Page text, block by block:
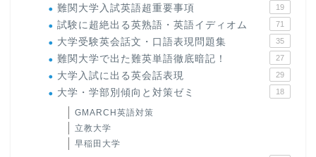
難関大学入試英語超重要事項 19
試験に超絶出る英熟語・英語イディオム 71
大学受験英会話文・口語表現問題集 35
難関大学で出た難英単語徹底暗記！ 27
大学入試に出る英会話表現 29
大学・学部別傾向と対策ゼミ 18
GMARCH英語対策
立教大学
早稲田大学